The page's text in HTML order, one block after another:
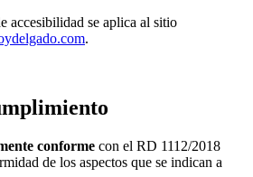
accesibilidad se aplica al sitio
.
conforme con el RD 1112/2018
de los aspectos que se indican a